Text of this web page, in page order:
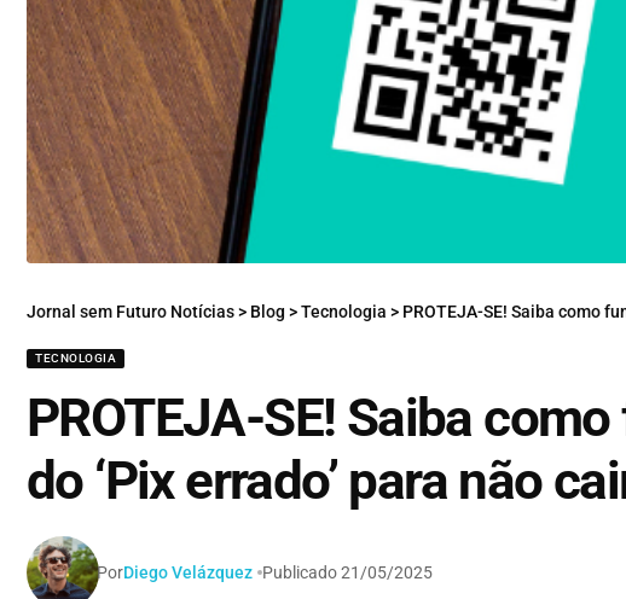
Jornal sem Futuro Notícias> Blog >Tecnologia > PROTEJA-SE! Saiba como
TECNOLOGIA
PROTEJA-SE! Saiba
do ‘Pix errado’ para não
PorDiego Velázquez Publicado 21/05/2025